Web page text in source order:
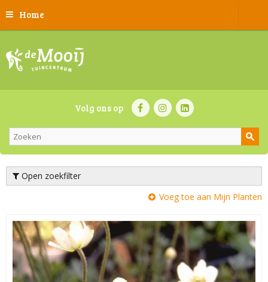
Home
Volg ons op
Open zoekfilter
Voeg toe aan Mijn Planten